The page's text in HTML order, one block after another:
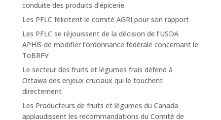
conduite des produits d’épicerie
Les PFLC félicitent le comité AGRI pour son rapport
Les PFLC se réjouissent de la décision de l’USDA
APHIS de modifier l’ordonnance fédérale concernant le
ToBRFV
Le secteur des fruits et légumes frais défend à
Ottawa des enjeux cruciaux qui le touchent
directement
Les Producteurs de fruits et légumes du Canada
applaudissent les recommandations du Comité de